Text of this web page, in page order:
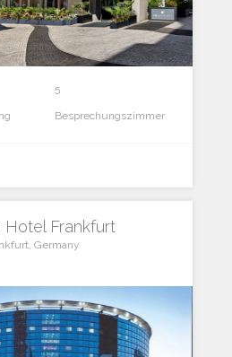
5
Besprechungszimmer
Hotel Frankfurt
Germany